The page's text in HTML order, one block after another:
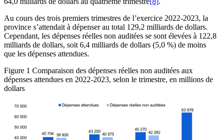
Au cours des trois premiers trimestres de l’exercice 2022-2023, la
province s’attendait à dépenser au total 129,2 milliards de dollars.
Cependant, les dépenses réelles non auditées se sont élevées à 122,8
milliards de dollars, soit 6,4 milliards de dollars (5,0 %) de moins
que les dépenses attendues.
Figure 1 Comparaison des dépenses réelles non auditées aux
dépenses attendues en 2022-2023, selon le trimestre, en millions de
dollars